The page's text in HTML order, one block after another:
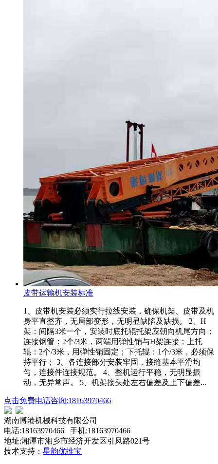
皮带运输机安装标准
1、皮带机安装必须实行拉线安装，确保机架、皮带及机
身平直整齐，无局部变形，无明显缺陷及缺损。 2、H
架：间隔3米一个，安装时底托辊托架应朝向机尾方向；
连接钢管：2个/3米，两端用弹性销与H架连接；上托
辊：2个/3米，用弹性销固定；下托辊：1个/3米，必须保
持平行； 3、各连接部分安装牢固，接缝基本平滑均
匀，连接件连接规范。 4、整机运行平稳，无明显振
动，无异常声。 5、机架接头处左右偏差及上下偏差...
点击免费电话咨询:18163970466
湖南博港机械科技有限公司
电话:18163970466 手机:18163970466
地址:湘潭市湘乡市经济开发区引凤路021号
技术支持： 星韵优推宝